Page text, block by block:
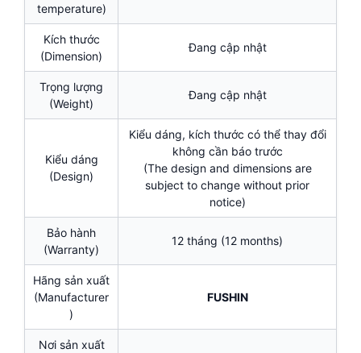
temperature)
Kích thước
(Dimension)
Đang cập nhật
Trọng lượng
(Weight)
Đang cập nhật
Kiểu dáng
(Design)
Kiểu dáng, kích thước có thể thay đổi
không cần báo trước
(The design and dimensions are
subject to change without prior
notice)
Bảo hành
(Warranty)
12 tháng (12 months)
Hãng sản xuất
(Manufacturer
)
FUSHIN
Nơi sản xuất